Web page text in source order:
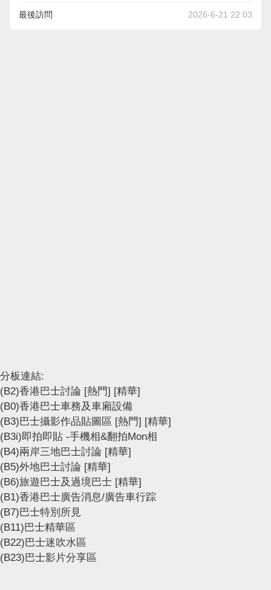
最後訪問 2026-6-21 22:03
分板連結:
(B2)香港巴士討論 [熱門] [精華]
(B0)香港巴士車務及車廂設備
(B3)巴士攝影作品貼圖區 [熱門] [精華]
(B3i)即拍即貼 -手機相&翻拍Mon相
(B4)兩岸三地巴士討論 [精華]
(B5)外地巴士討論 [精華]
(B6)旅遊巴士及過境巴士 [精華]
(B1)香港巴士廣告消息/廣告車行踪
(B7)巴士特別所見
(B11)巴士精華區
(B22)巴士迷吹水區
(B23)巴士影片分享區